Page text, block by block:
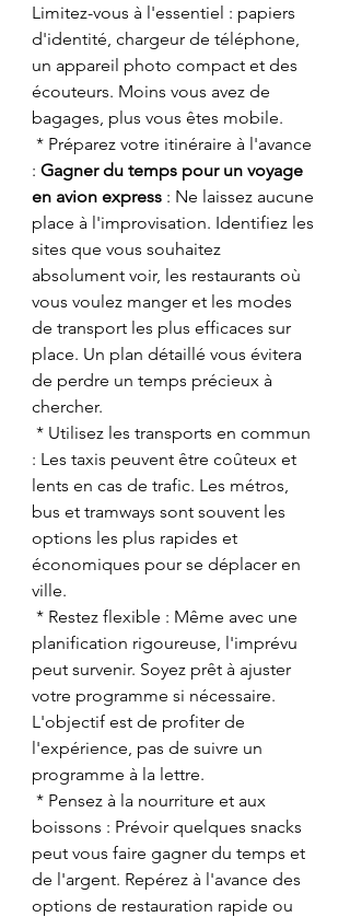
Limitez-vous à l'essentiel : papiers
d'identité, chargeur de téléphone,
un appareil photo compact et des
écouteurs. Moins vous avez de
bagages, plus vous êtes mobile.
* Préparez votre itinéraire à l'avance
: Gagner du temps pour un voyage
en avion express : Ne laissez aucune
place à l'improvisation. Identifiez les
sites que vous souhaitez
absolument voir, les restaurants où
vous voulez manger et les modes
de transport les plus efficaces sur
place. Un plan détaillé vous évitera
de perdre un temps précieux à
chercher.
* Utilisez les transports en commun
: Les taxis peuvent être coûteux et
lents en cas de trafic. Les métros,
bus et tramways sont souvent les
options les plus rapides et
économiques pour se déplacer en
ville.
* Restez flexible : Même avec une
planification rigoureuse, l'imprévu
peut survenir. Soyez prêt à ajuster
votre programme si nécessaire.
L'objectif est de profiter de
l'expérience, pas de suivre un
programme à la lettre.
* Pensez à la nourriture et aux
boissons : Prévoir quelques snacks
peut vous faire gagner du temps et
de l'argent. Repérez à l'avance des
options de restauration rapide ou